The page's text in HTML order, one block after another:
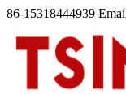
86-15318444939